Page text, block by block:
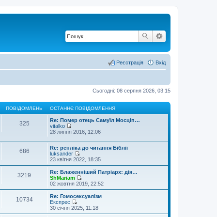
Вхід
Реєстрація
Сьогодні: 08 серпня 2026, 03:15
ПОВІДОМЛЕНЬ ОСТАННЄ ПОВІДОМЛЕННЯ
325
Re: Помер отець Самуїл Мосціп…
vitalko
П
р
е
г
л
я
н
у
т
и
о
с
т
28 липня 2016, 12:06
686
Re: репліка до читання Біблії
luksander
П
е
р
е
г
л
н
у
т
23 квітня 2022, 18:35
3219
Re: Блаженніший Патріарх: дія…
ShMariam
П
е
р
е
г
л
02 жовтня 2019, 22:52
10734
Re: Гомосексуалізм
Експрес
П
е
30 січня 2025, 11:18